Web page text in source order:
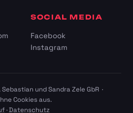
SOCIAL MEDIA
Facebook
Instagram
Sebastian und Sandra Zele GbR ·
Cookies aus.
·Datenschutz